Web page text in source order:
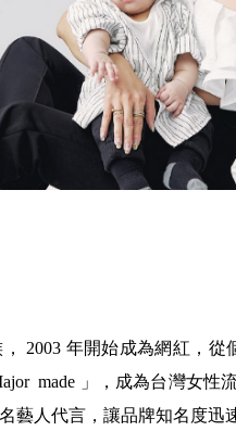
2003 年開始成為網紅，從
made 」，成為台灣女性
藝人代言，讓品牌知名度迅